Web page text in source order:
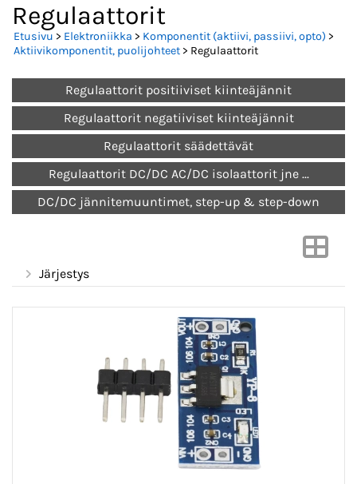
Regulaattorit
Etusivu > Elektroniikka > Komponentit (aktiivi, passiivi, opto) >
Aktiivikomponentit, puolijohteet> Regulaattorit
Regulaattorit positiiviset kiinteäjännit
Regulaattorit negatiiviset kiinteäjännit
Regulaattorit säädettävät
Regulaattorit DC/DC AC/DC isolaattorit jne ...
DC/DC jännitemuuntimet, step-up & step-down
Järjestys